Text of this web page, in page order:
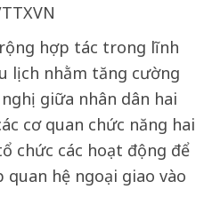
hợp tác trong lĩnh
lịch nhằm tăng cường
giữa nhân dân hai
cơ quan chức năng hai
chức các hoạt động để
hệ ngoại giao vào